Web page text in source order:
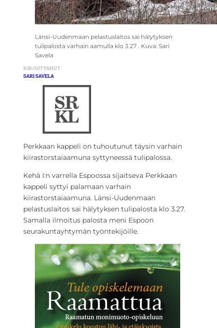
Länsi-Uudenmaan pelastuslaitos sai hälytyksen
tulipalosta varhain aamulla klo 3.27 . Kuva: Sari
Savela
KIRJOITTANUT
SARI SAVELA
Perkkaan kappeli on tuhoutunut täysin varhain
kiirastorstaiaamuna syttyneessä tulipalossa.
Kehä I:n varrella Espoossa sijaitseva Perkkaan
kappeli syttyi palamaan varhain
kiirastorstaiaamuna. Länsi-Uudenmaan
pelastuslaitos sai hälytyksen tulipalosta klo 3.27.
Samalla ilmoitus palosta meni Espoon
seurakuntayhtymän työntekijöille.